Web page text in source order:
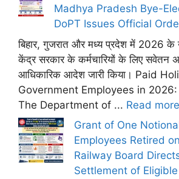
Madhya Pradesh Bye-
DoPT Issues Official
बिहार, गुजरात और मध्य प्रदेश में 2026 के
केंद्र सरकार के कर्मचारियों के लिए सवेतन
आधिकारिक आदेश जारी किया। Paid
Government Employees in 2026:
The Department of ... Read more
Grant of One
Employees Retired
Railway Board
Settlement of